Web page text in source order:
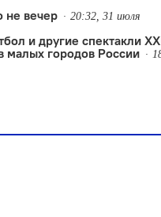
не вечер 20:32, 31 июля
и другие спектакли
малых городов России